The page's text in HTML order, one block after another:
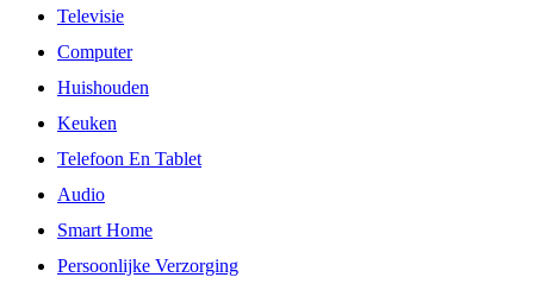
Televisie
Computer
Huishouden
Keuken
Telefoon En Tablet
Audio
Smart Home
Persoonlijke Verzorging